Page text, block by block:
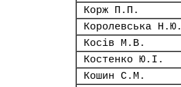
Корж П.П.
Королевська Н.Ю.
Косів М.В.
Костенко Ю.І.
Кошин С.М.